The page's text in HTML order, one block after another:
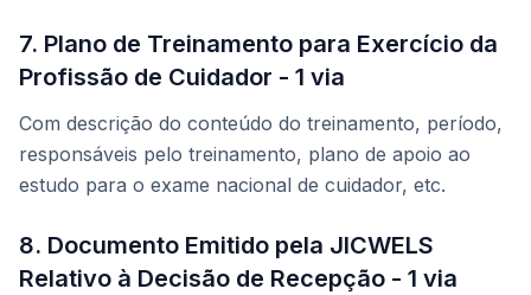
7. Plano de Treinamento para Exercício da
Profissão de Cuidador - 1 via
Com descrição do conteúdo do treinamento, período,
responsáveis pelo treinamento, plano de apoio ao
estudo para o exame nacional de cuidador, etc.
8. Documento Emitido pela JICWELS
Relativo à Decisão de Recepção - 1 via